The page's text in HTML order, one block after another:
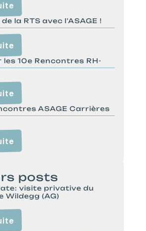
la RTS avec l’ASAGE !
10e Rencontres RH-
ASAGE Carrières
posts
visite privative du
Wildegg (AG)